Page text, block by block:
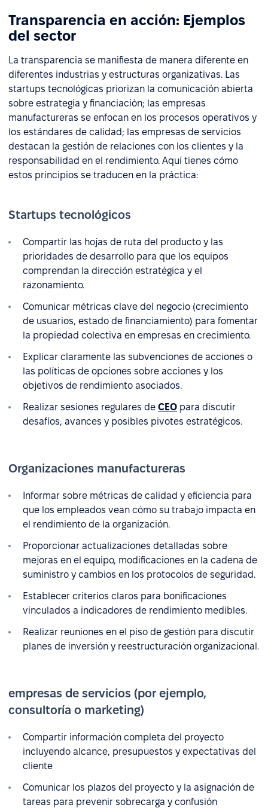
Transparencia en acción: Ejemplos
del sector
La transparencia se manifiesta de manera diferente en
diferentes industrias y estructuras organizativas. Las
startups tecnológicas priorizan la comunicación abierta
sobre estrategia y financiación; las empresas
manufactureras se enfocan en los procesos operativos y
los estándares de calidad; las empresas de servicios
destacan la gestión de relaciones con los clientes y la
responsabilidad en el rendimiento. Aquí tienes cómo
estos principios se traducen en la práctica:
Startups tecnológicos
Compartir las hojas de ruta del producto y las
prioridades de desarrollo para que los equipos
comprendan la dirección estratégica y el
razonamiento.
Comunicar métricas clave del negocio (crecimiento
de usuarios, estado de financiamiento) para fomentar
la propiedad colectiva en empresas en crecimiento.
Explicar claramente las subvenciones de acciones o
las políticas de opciones sobre acciones y los
objetivos de rendimiento asociados.
Realizar sesiones regulares de CEO para discutir
desafíos, avances y posibles pivotes estratégicos.
Organizaciones manufactureras
Informar sobre métricas de calidad y eficiencia para
que los empleados vean cómo su trabajo impacta en
el rendimiento de la organización.
Proporcionar actualizaciones detalladas sobre
mejoras en el equipo, modificaciones en la cadena de
suministro y cambios en los protocolos de seguridad.
Establecer criterios claros para bonificaciones
vinculados a indicadores de rendimiento medibles.
Realizar reuniones en el piso de gestión para discutir
planes de inversión y reestructuración organizacional.
empresas de servicios (por ejemplo,
consultoría o marketing)
Compartir información completa del proyecto
incluyendo alcance, presupuestos y expectativas del
cliente
Comunicar los plazos del proyecto y la asignación de
tareas para prevenir sobrecarga y confusión